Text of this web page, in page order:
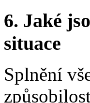
6. Jaké
situace
Splnění